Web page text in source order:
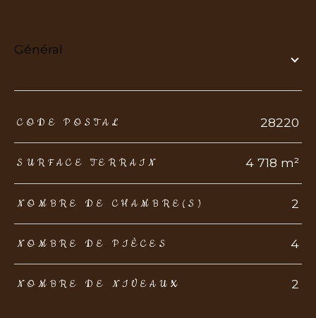
général
TRAD_ZEPHYR_Caracteristique TRAD_ZEPHYR_Valeurs
CODE POSTAL 28220
SURFACE TERRAIN 4 718 m²
NOMBRE DE CHAMBRE(S) 2
NOMBRE DE PIÈCES 4
NOMBRE DE NIVEAUX 2